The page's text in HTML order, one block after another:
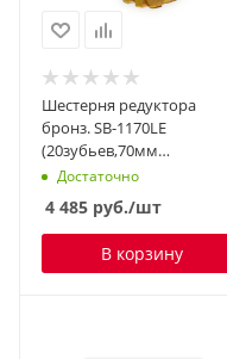
Шестерня редуктора
бронз. SB-1170LE
(20зубьев,70мм
наружный,19мм
внутрений) 20 зуб, d-70
Достаточно
4 485 руб./шт
В корзину